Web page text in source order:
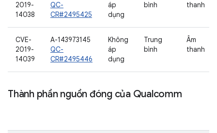
2019-
14038
QC-
CR#2495425
áp
dụng
bình
thanh
CVE-
2019-
14039
A-143973145
QC-
CR#2495446
Không
áp
dụng
Trung
bình
Âm
thanh
Thành phần nguồn đóng của Qualcomm